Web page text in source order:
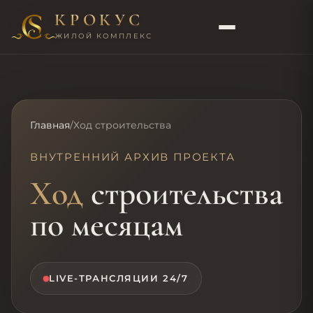
КРОКУС
ЖИЛОЙ КОМПЛЕКС
Главная/Ход строительства
ВНУТРЕННИЙ АРХИВ ПРОЕКТА
Ход строительства
по месяцам
LIVE-ТРАНСЛЯЦИИ 24/7